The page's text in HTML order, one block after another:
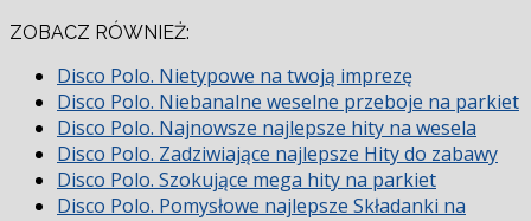
ZOBACZ RÓWNIEŻ:
Disco Polo. Nietypowe na twoją imprezę
Disco Polo. Niebanalne weselne przeboje na parkiet
Disco Polo. Najnowsze najlepsze hity na wesela
Disco Polo. Zadziwiające najlepsze Hity do zabawy
Disco Polo. Szokujące mega hity na parkiet
Disco Polo. Pomysłowe najlepsze Składanki na